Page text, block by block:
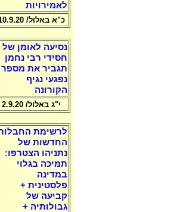
לאמירויות
כ"א באלול/ 10.9.20
נסיעה לאומן של
חסידי רבי נחמן
תגביר את מספר
נפגעי נגיף
הקורונה
י"ג באלול/ 2.9.20
לרשימת
החדשות של
נתניהו הצטרפו:
תמיכה בגלוי
במדינה
פלסטינית +
קביעה של
גבולותיה +